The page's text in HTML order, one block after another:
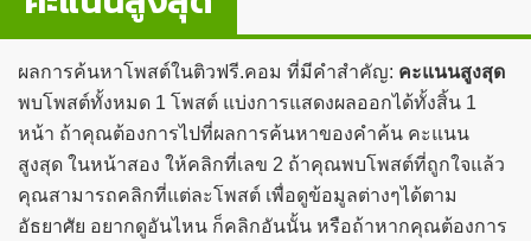
ผลการค้นหาโพสต์ในติวฟรี.คอม ที่มีคำสำคัญ: คะแนนสูงสุด
พบโพสต์ทั้งหมด 1 โพสต์ แบ่งการแสดงผลออกได้ทั้งสิ้น 1
หน้า ถ้าคุณต้องการไปที่ผลการค้นหาของคำค้น คะแนน
สูงสุด ในหน้าสอง ให้คลิกที่เลข 2 ถ้าคุณพบโพสต์ที่ถูกใจแล้ว
คุณสามารถคลิกที่แต่ละโพสต์ เพื่อดูข้อมูลต่างๆได้ตาม
อัธยาศัย อยากดูอันไหน ก็คลิกอันนั้น หรือถ้าหากคุณต้องการ